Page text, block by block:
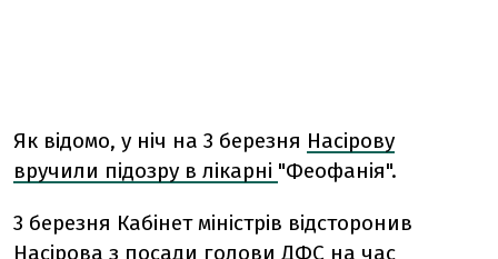
Як відомо, у ніч на 3 березня Насірову
вручили підозру в лікарні "Феофанія".
3 березня Кабінет міністрів відсторонив
Насірова з посади голови ДФС на час